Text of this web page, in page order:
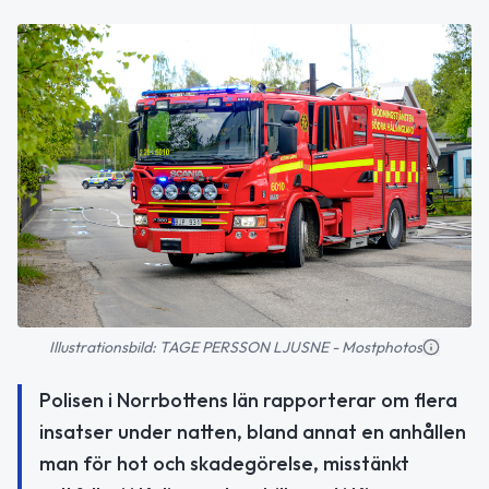
Illustrationsbild: TAGE PERSSON LJUSNE - Mostphotos
Polisen i Norrbottens län rapporterar om flera
insatser under natten, bland annat en anhållen
man för hot och skadegörelse, misstänkt